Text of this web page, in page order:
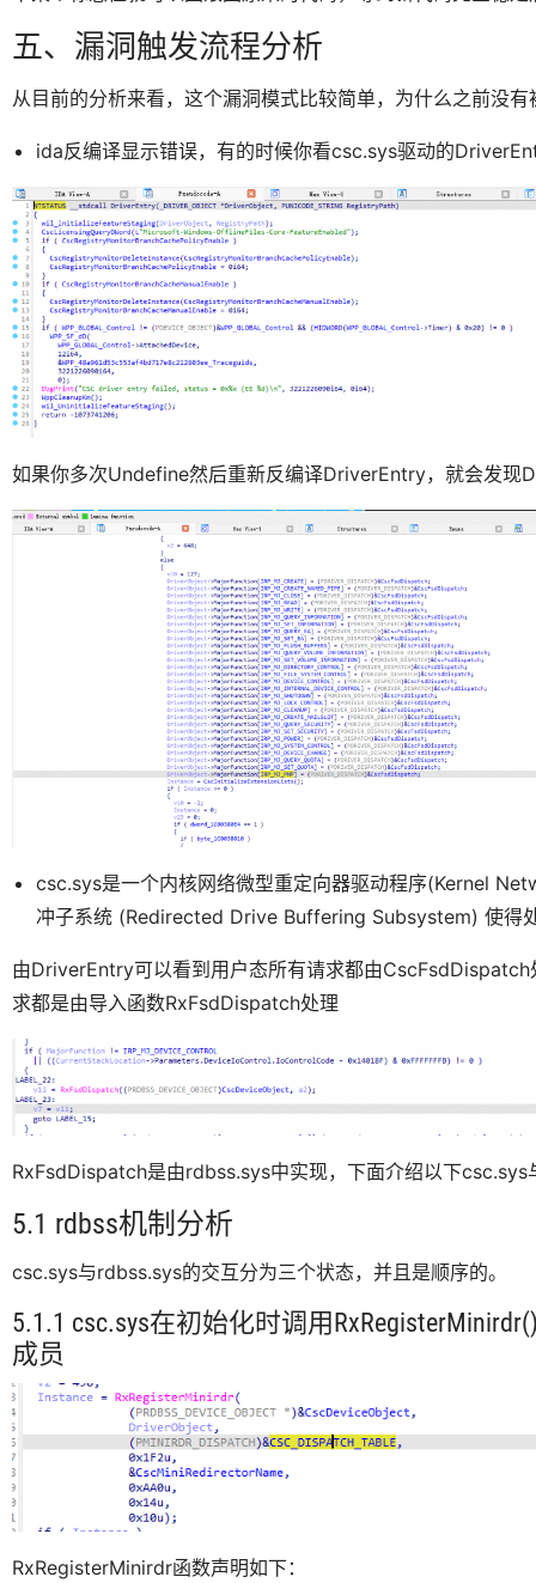
五、漏洞触发流程分析
从目前的分析来看，这个漏洞模式比较简单，为什么之前没
ida反编译显示错误，有的时候你看csc.sys驱动的
如果你多次Undefine然后重新反编译DriverEntry，就会发现
csc.sys是一个内核网络微型重定向器驱动程序(Kernel
冲子系统 (Redirected Drive Buffering Subsystem) 使得
由DriverEntry可以看到用户态所有请求都由
求都是由导入函数RxFsdDispatch处理
RxFsdDispatch是由rdbss.sys中实现，下面介绍以下
5.1 rdbss机制分析
csc.sys与rdbss.sys的交互分为三个状态，并且是顺序的。
5.1.1 csc.sys在初始化时调用RxRegisterMinirdr()
成员
RxRegisterMinirdr函数声明如下：